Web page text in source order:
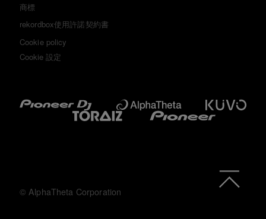
商標
rekordbox使用許諾契約書
Cookie policy
Cookie 設定
© AlphaTheta Corporation